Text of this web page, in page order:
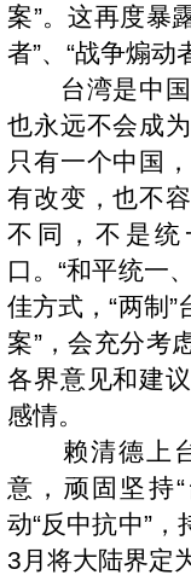
案”。这再度暴
者”、“战争煽动
台湾是中国
也永远不会成
只有一个中国
有改变，也不
不同，不是
口。“和平统一
佳方式，“两制”
案”，会充分考
各界意见和建
感情。
赖清德上台
意，顽固坚持
动“反中抗中”
3月将大陆界定